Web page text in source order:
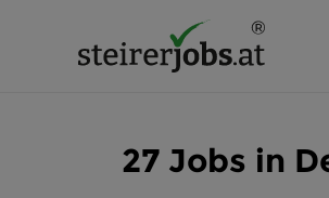
27 Jobs in